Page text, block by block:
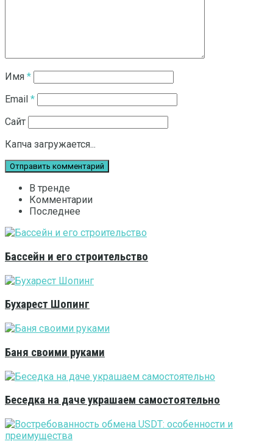
Имя *
Email *
Сайт
Капча загружается...
В тренде
Комментарии
Последнее
Бассейн и его строительство
Бухарест Шопинг
Баня своими руками
Беседка на даче украшаем самостоятельно